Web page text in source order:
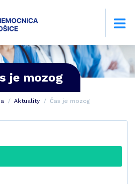
je mozog
Aktuality Čas je mozog